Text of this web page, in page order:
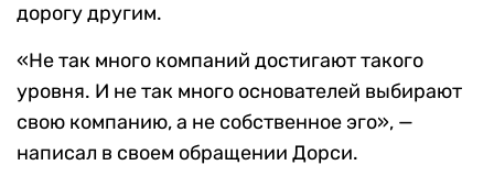
дорогу другим.
«Не так много компаний достигают такого
уровня. И не так много основателей выбирают
свою компанию, а не собственное эго», —
написал в своем обращении Дорси.